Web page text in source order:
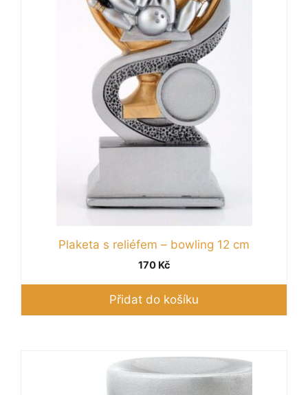
Plaketa s reliéfem – bowling 12 cm
170 Kč
Přidat do košíku